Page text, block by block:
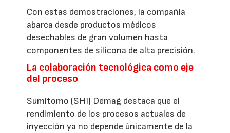
Con estas demostraciones, la compañía
abarca desde productos médicos
desechables de gran volumen hasta
componentes de silicona de alta precisión.
La colaboración tecnológica como eje
del proceso
Sumitomo (SHI) Demag destaca que el
rendimiento de los procesos actuales de
inyección ya no depende únicamente de la